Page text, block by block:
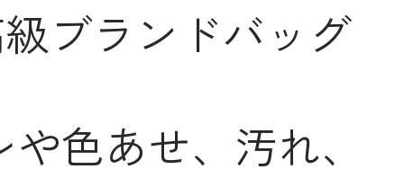
ブランドバッグ
色あせ、汚れ、